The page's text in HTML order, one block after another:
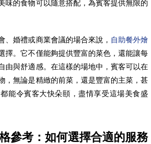
味的食物可以隨意搭配，為賓客提供無限的
、婚禮或商業會議的場合來說， 自助餐外燴
擇。它不僅能夠提供豐富的菜色，還能讓每
由與舒適感。在這樣的場地中，賓客可以在
，無論是精緻的前菜，還是豐富的主菜，甚
能令賓客大快朵頤，盡情享受這場美食盛
參考：如何選擇合適的服務